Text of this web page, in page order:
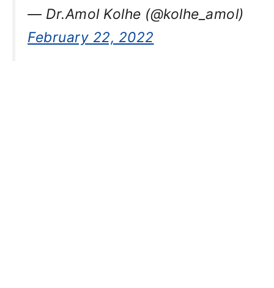
— Dr.Amol Kolhe (@kolhe_amol)
February 22, 2022